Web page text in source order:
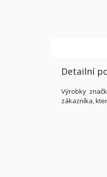
Detailní
Výrobky
zákazníka,